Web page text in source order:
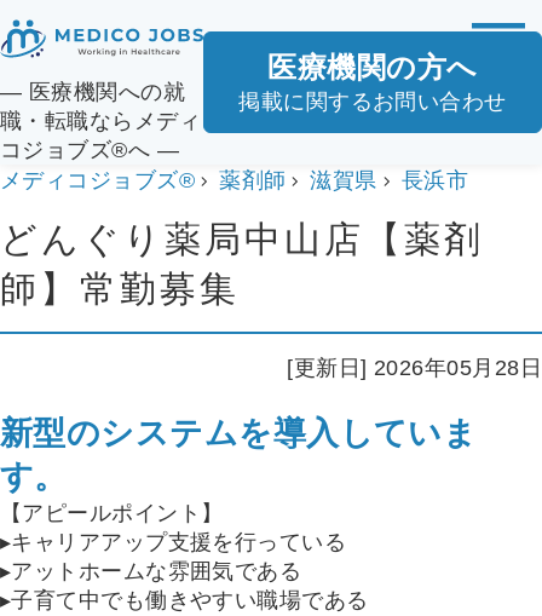
― 医療機関への就
職・転職ならメディ
コジョブズ®へ ―
医療機関の方へ
掲載に関するお問い合わせ
メディコジョブズ® 薬剤師 滋賀県 長浜市
どんぐり薬局中山店【薬剤
師】常勤募集
[更新日] 2026年05月28日
新型のシステムを導入していま
す。
【アピールポイント】
▸キャリアアップ支援を行っている
▸アットホームな雰囲気である
▸子育て中でも働きやすい職場である